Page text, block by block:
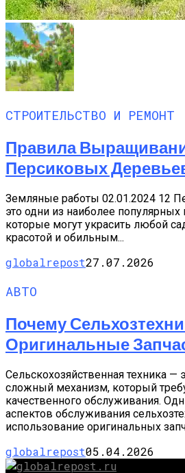
СТРОИТЕЛЬСТВО И РЕМОНТ
Правила
Персиковых
Земляные работы 02.01.2024 12
это одни из наиболее
которые могут украсить любой
красотой и обильным...
globalrepost27.07.2026
АВТО
Почему
Оригинальные
Сельскохозяйственная техника —
сложный механизм, который
качественного обслуживания.
аспектов обслуживания
использование оригинальных
globalrepost05.04.2026